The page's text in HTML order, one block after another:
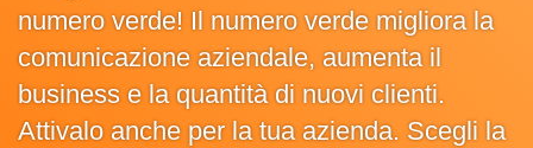
numero verde! Il numero verde migliora la
comunicazione aziendale, aumenta il
business e la quantità di nuovi clienti.
Attivalo anche per la tua azienda. Scegli la